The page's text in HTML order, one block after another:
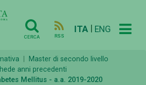
CERCA RSS
ITA ENG
Master di secondo livello
anni precedenti
Mellitus - a.a. 2019-2020